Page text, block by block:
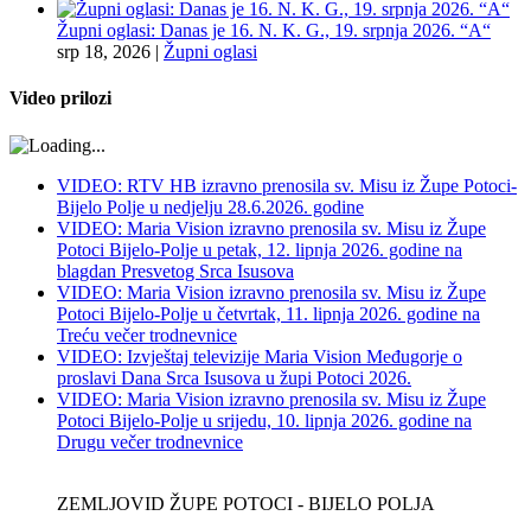
Župni oglasi: Danas je 16. N. K. G., 19. srpnja 2026. “A“
srp 18, 2026 | Župni oglasi
Video prilozi
VIDEO: RTV HB izravno prenosila sv. Misu iz Župe Potoci-
Bijelo Polje u nedjelju 28.6.2026. godine
VIDEO: Maria Vision izravno prenosila sv. Misu iz Župe
Potoci Bijelo-Polje u petak, 12. lipnja 2026. godine na
blagdan Presvetog Srca Isusova
VIDEO: Maria Vision izravno prenosila sv. Misu iz Župe
Potoci Bijelo-Polje u četvrtak, 11. lipnja 2026. godine na
Treću večer trodnevnice
VIDEO: Izvještaj televizije Maria Vision Međugorje o
proslavi Dana Srca Isusova u župi Potoci 2026.
VIDEO: Maria Vision izravno prenosila sv. Misu iz Župe
Potoci Bijelo-Polje u srijedu, 10. lipnja 2026. godine na
Drugu večer trodnevnice
ZEMLJOVID ŽUPE POTOCI - BIJELO POLJA